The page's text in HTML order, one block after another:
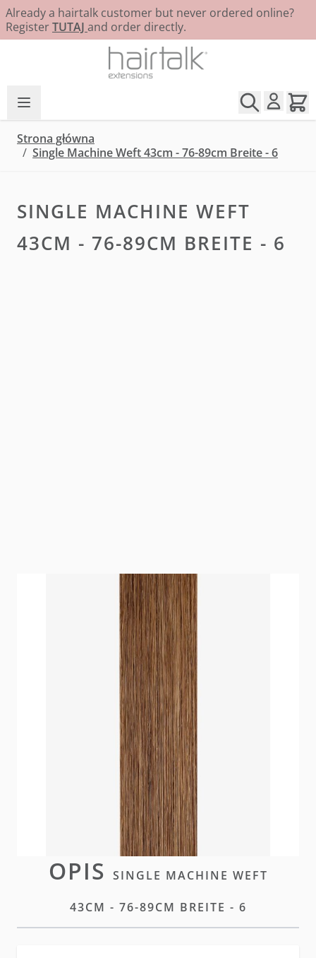
Already a hairtalk customer but never ordered online?
RegisterTUTAJ and order directly.
Strona główna
/ Single Machine Weft 43cm - 76-89cm Breite - 6
SINGLE MACHINE WEFT
43CM - 76-89CM BREITE - 6
Unsere Single Machine Weft Extensions bieten
weichen Komfort und volle Dichte. Sie sind
individuell zuschneidbar, sodass das Weft Band
intakt bleibt, und eignen sich perfekt für eine
maßgeschneiderte Transformation.
załóż kontoaby zakupić ten artykuł.
OPIS SINGLE MACHINE WEFT
43CM - 76-89CM BREITE - 6